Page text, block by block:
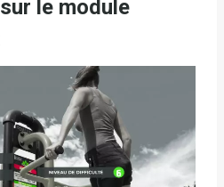
le module